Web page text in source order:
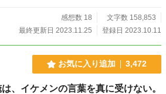
感想数 18
文字数 158,853
最終更新日 2023.11.25
登録日 2023.10.11
お気に入り追加 3,472
、イケメンの言葉を真に受けない。